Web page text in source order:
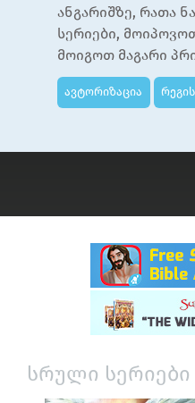
ბავშვებისთვისანგარიშზე, რათა
სერიები,
მოიგოთ მაგარი
ავტორიზაცია
ᲡᲠᲣᲚᲘ ᲡᲔᲠᲘᲔᲑᲘ